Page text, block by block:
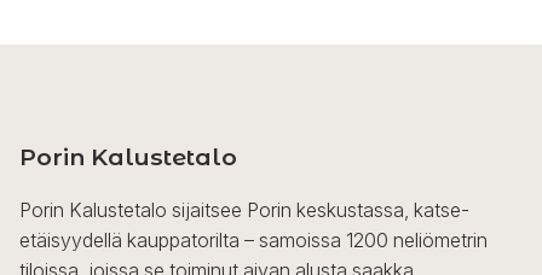
Porin Kalustetalo
Porin Kalustetalo sijaitsee Porin keskustassa, katse-
etäisyydellä kauppatorilta – samoissa 1200 neliömetrin
tiloissa, joissa se toiminut aivan alusta saakka.